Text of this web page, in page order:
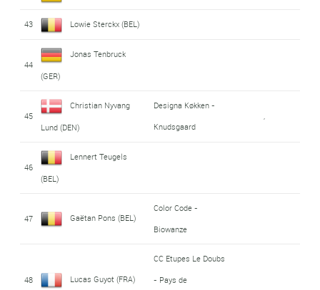
43 Lowie Sterckx (BEL)
44
Jonas Tenbruck
(GER)
45
Christian Nyvang
Lund (DEN)
Designa Køkken -
Knudsgaard
46
Lennert Teugels
(BEL)
47 Gaëtan Pons (BEL)
Color Code -
Biowanze
48 Lucas Guyot (FRA)
CC Etupes Le Doubs
- Pays de